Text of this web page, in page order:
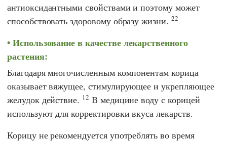
антиоксидантными свойствами и поэтому может
способствовать здоровому образу жизни. 22
Использование в качестве лекарственного
растения:
Благодаря многочисленным компонентам корица
оказывает вяжущее, стимулирующее и укрепляющее
желудок действие. 12 В медицине воду с корицей
используют для корректировки вкуса лекарств.
Корицу не рекомендуется употреблять во время